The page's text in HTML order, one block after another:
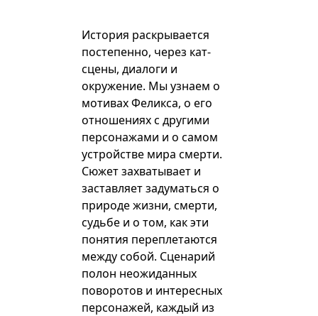
История раскрывается
постепенно, через кат-
сцены, диалоги и
окружение. Мы узнаем о
мотивах Феликса, о его
отношениях с другими
персонажами и о самом
устройстве мира смерти.
Сюжет захватывает и
заставляет задуматься о
природе жизни, смерти,
судьбе и о том, как эти
понятия переплетаются
между собой. Сценарий
полон неожиданных
поворотов и интересных
персонажей, каждый из